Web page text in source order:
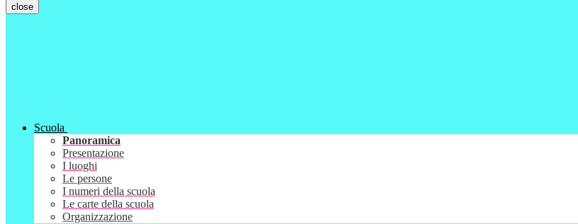
close
Scuola
Panoramica
Presentazione
I luoghi
Le persone
I numeri della scuola
Le carte della scuola
Organizzazione